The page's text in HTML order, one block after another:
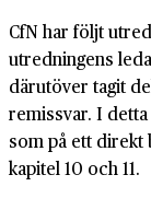
CfN har följt
utredningens
därutöver tagit
remissvar. I
som på ett direkt
kapitel 10 och 11.